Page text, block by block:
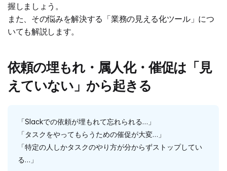
握しましょう。
また、その悩みを解決する「業務の見える化ツール」につ
いても解説します。
依頼の埋もれ・属人化・催促は「見
えていない」から起きる
「Slackでの依頼が埋もれて忘れられる…」
「タスクをやってもらうための催促が大変…」
「特定の人しかタスクのやり方が分からずストップしてい
る…」